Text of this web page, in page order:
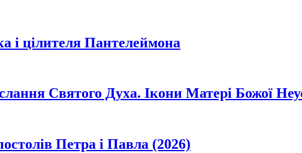
і цілителя Пантелеймона
Святого Духа. Ікони Матері Божої
Петра і Павла (2026)